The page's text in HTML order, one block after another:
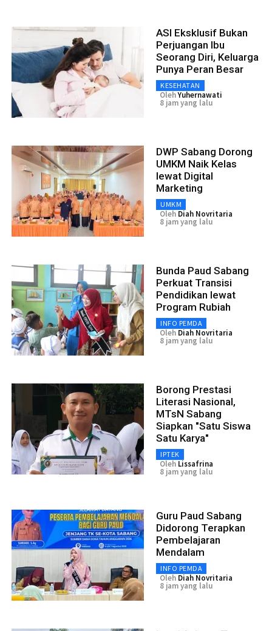
ASI Eksklusif Bukan
Perjuangan Ibu
Seorang Diri, Keluarga
Punya Peran Besar
KESEHATAN
OlehYuhernawati
8 jam yang lalu
DWP Sabang Dorong
UMKM Naik Kelas
lewat Digital
Marketing
UMKM
Oleh Diah Novritaria
8 jam yang lalu
Bunda Paud Sabang
Perkuat Transisi
Pendidikan lewat
Program Rubiah
INFO PEMDA
Oleh Diah Novritaria
8 jam yang lalu
Borong Prestasi
Literasi Nasional,
MTsN Sabang
Siapkan "Satu Siswa
Satu Karya"
IPTEK
Oleh Lissafrina
8 jam yang lalu
Guru Paud Sabang
Didorong Terapkan
Pembelajaran
Mendalam
INFO PEMDA
Oleh Diah Novritaria
8 jam yang lalu